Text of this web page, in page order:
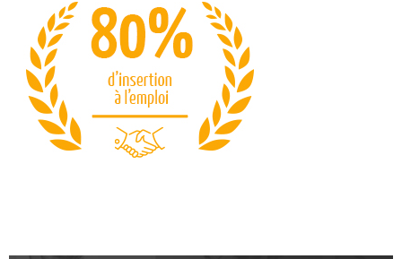
CATALOGUE DE FORMATIONS
NOS FORMATIONS PAR MÉTIER
NOS FORMATIONS SÉCURITÉ
NOS PERFECTIONNEMENTS PAR MÉTIER
NOS FORMATIONS SUR DEMANDE